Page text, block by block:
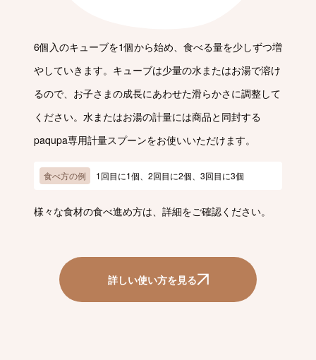
6個入のキューブを1個から始め、食べる量を少しずつ増
やしていきます。キューブは少量の水またはお湯で溶け
るので、お子さまの成長にあわせた滑らかさに調整して
ください。水またはお湯の計量には商品と同封する
paqupa専用計量スプーンをお使いいただけます。
食べ方の例 1回目に1個、2回目に2個、3回目に3個
様々な食材の食べ進め方は、詳細をご確認ください。
詳しい使い方を見る